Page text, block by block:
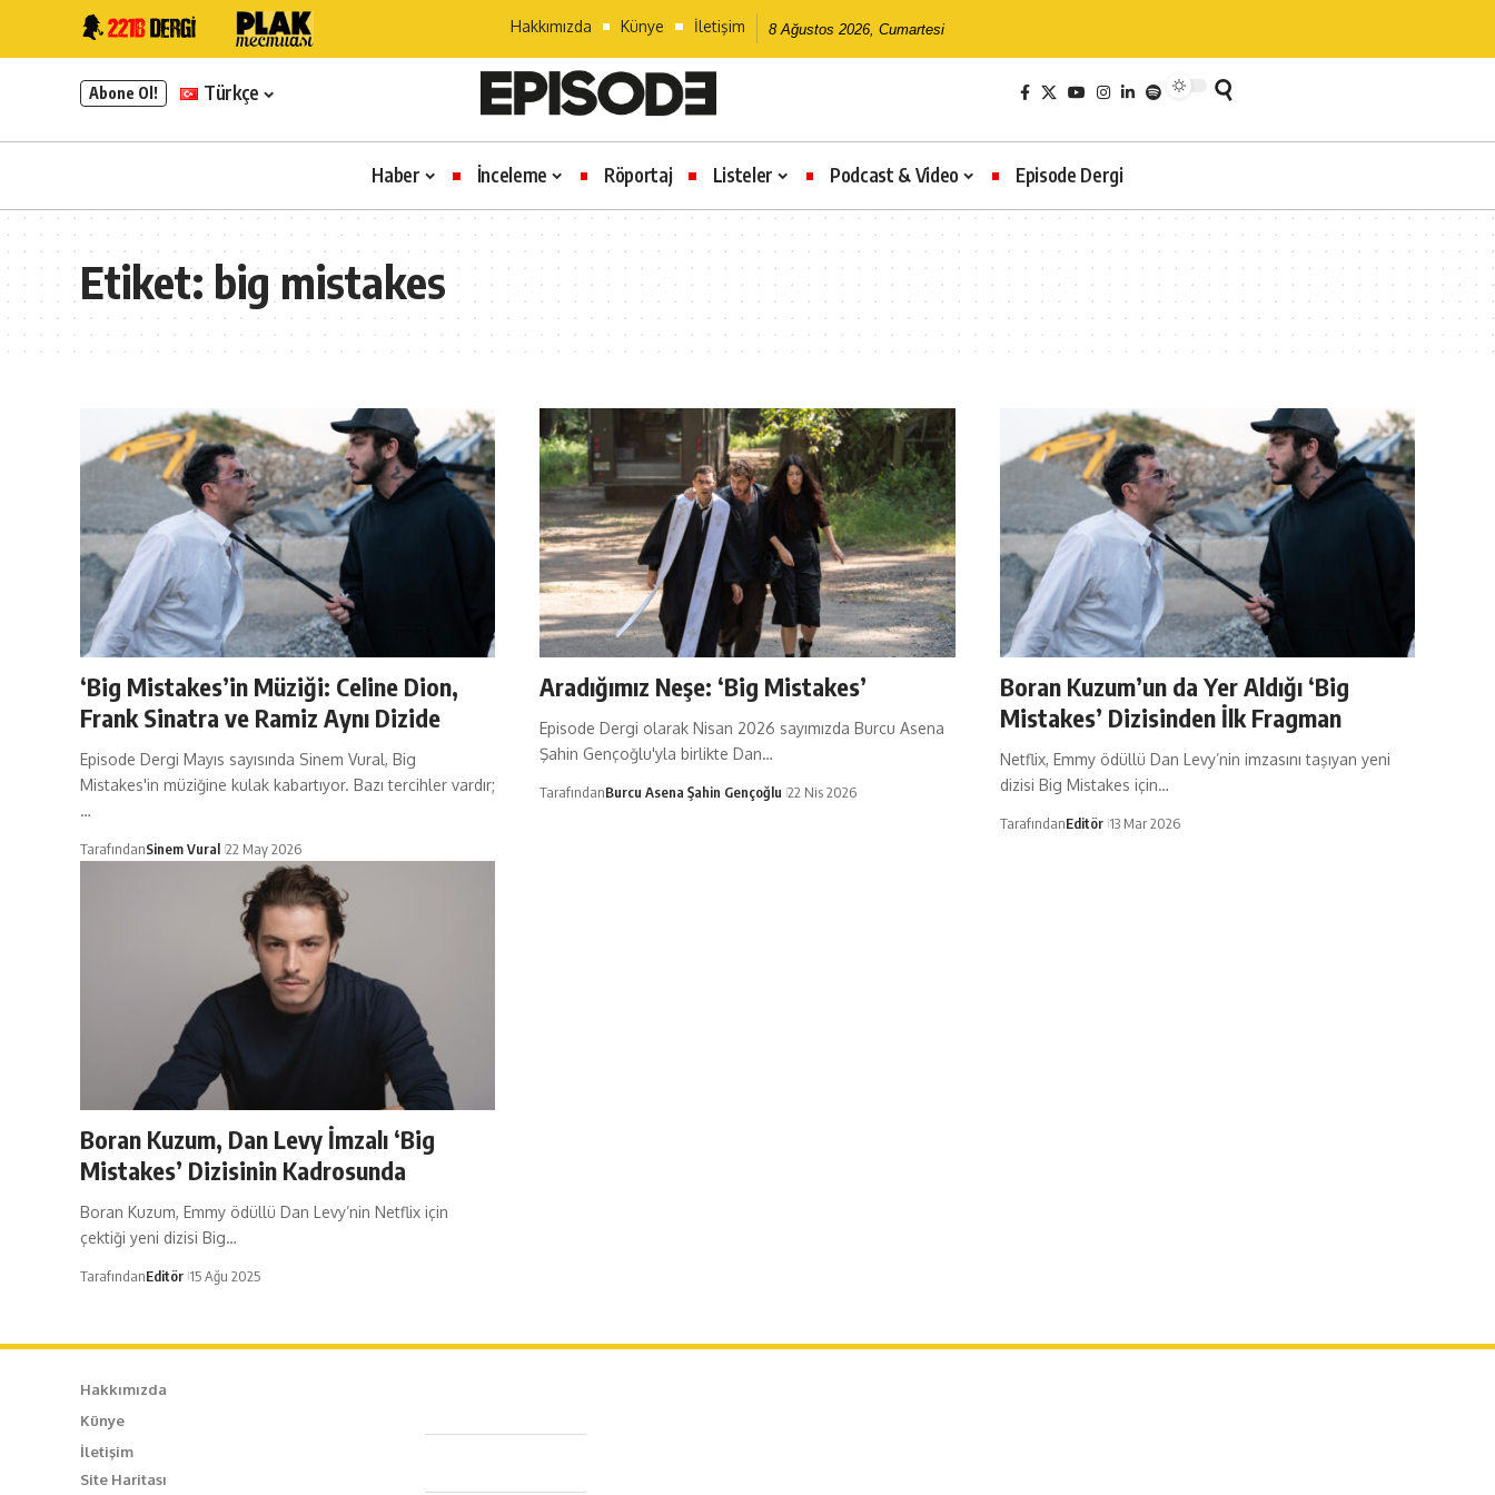
Hakkımızda Künye İletişim 8 Ağustos 2026, Cumartesi
Abone Ol! Türkçe
Haber İnceleme Röportaj Listeler Podcast & Video Episode Dergi
Etiket:big mistakes
‘Big Mistakes’in Müziği: Celine Dion,
Frank Sinatra ve Ramiz Aynı Dizide
Episode Dergi Mayıs sayısında Sinem Vural, Big
Mistakes'in müziğine kulak kabartıyor. Bazı tercihler vardır;
…
TarafındanSinem Vural 22 May 2026
Aradığımız Neşe: ‘Big Mistakes’
Episode Dergi olarak Nisan 2026 sayımızda Burcu Asena
Şahin Gençoğlu'yla birlikte Dan…
TarafındanBurcu Asena Şahin Gençoğlu 22 Nis 2026
Boran Kuzum’un da Yer Aldığı ‘Big
Mistakes’ Dizisinden İlk Fragman
Netflix, Emmy ödüllü Dan Levy’nin imzasını taşıyan yeni
dizisi Big Mistakes için…
TarafındanEditör 13 Mar 2026
Boran Kuzum, Dan Levy İmzalı ‘Big
Mistakes’ Dizisinin Kadrosunda
Boran Kuzum, Emmy ödüllü Dan Levy’nin Netflix için
çektiği yeni dizisi Big…
TarafındanEditör 15 Ağu 2025
Hakkımızda
Künye
İletişim
Site Haritası
Caferağa Mah. Dr. Şakir Paşa Sok. No3/A Kadıköy İstanbul